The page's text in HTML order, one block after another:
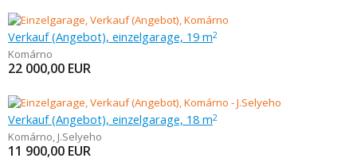
Verkauf (Angebot), einzelgarage, 19 m2
Komárno
22 000,00 EUR
Verkauf (Angebot), einzelgarage, 18 m2
Komárno, J.Selyeho
11 900,00 EUR